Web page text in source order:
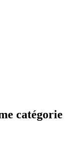
catégorie